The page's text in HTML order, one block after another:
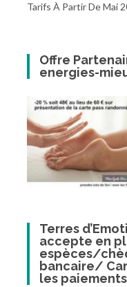
Tarifs À Partir De Mai
Offre
energies-
Terres
accepte en
espèces/
bancaire/
les